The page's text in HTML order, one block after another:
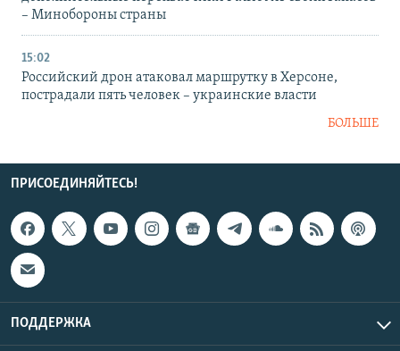
– Минобороны страны
15:02
Российский дрон атаковал маршрутку в Херсоне,
пострадали пять человек – украинские власти
БОЛЬШЕ
ПРИСОЕДИНЯЙТЕСЬ!
ПОДДЕРЖКА